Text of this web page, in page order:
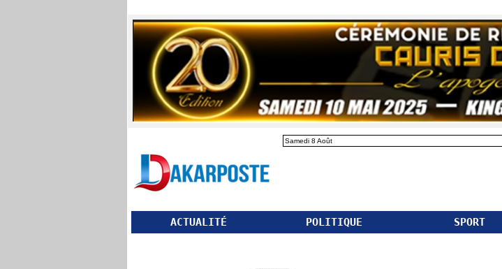
Samedi 8 Août
ACTUALITÉ POLITIQUE SPORT